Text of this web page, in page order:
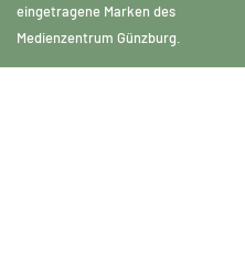
eingetragene Marken des
Medienzentrum Günzburg.